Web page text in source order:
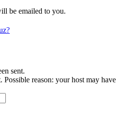
be emailed to you.
sent.
Possible reason: your host may have